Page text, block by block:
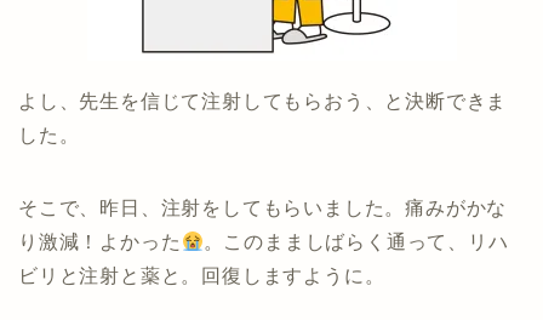
よし、先生を信じて注射してもらおう、と決断できま
した。
そこで、昨日、注射をしてもらいました。痛みがかな
り激減！よかった
。このまましばらく通って、リハ
ビリと注射と薬と。回復しますように。